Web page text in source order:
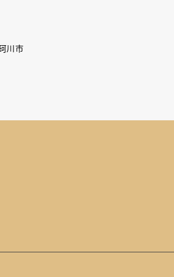
川市